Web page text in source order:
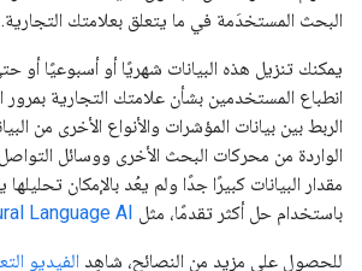
البحث المستخدَمة في ما يتعلق بعلامتك التجارية.
يمكنك تنزيل هذه البيانات شهريًا أو أسبوعيًا أو
انطباع المستخدمين بشأن علامتك التجارية
الربط بين بيانات المؤشرات والأنواع الأخرى من
الواردة من محركات البحث الأخرى ووسائل
مقدار البيانات كبيرًا جدًا ولم يعُد بالإمكان
باستخدام حل أكثر تقدمًا، مثل Language AI
للحصول على مزيد من النصائح، شاهِد الفيديو